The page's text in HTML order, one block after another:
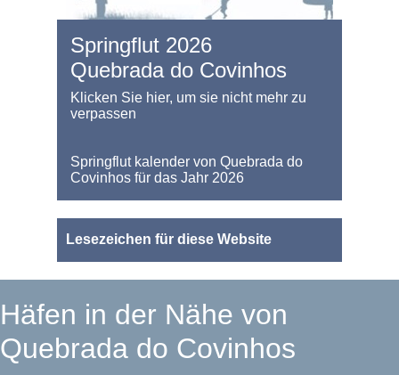
Springflut 2026
Quebrada do Covinhos
Klicken Sie hier, um sie nicht mehr zu
verpassen
Springflut kalender von Quebrada do
Covinhos für das Jahr 2026
Lesezeichen für diese Website
Häfen in der Nähe von
Quebrada do Covinhos